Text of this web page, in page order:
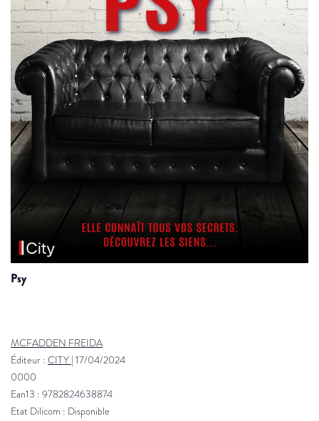
psy
MCFADDEN FREIDA
Éditeur : CITY 17/04/2024
0000
Ean13 : 9782824638874
Etat Dilicom : Disponible